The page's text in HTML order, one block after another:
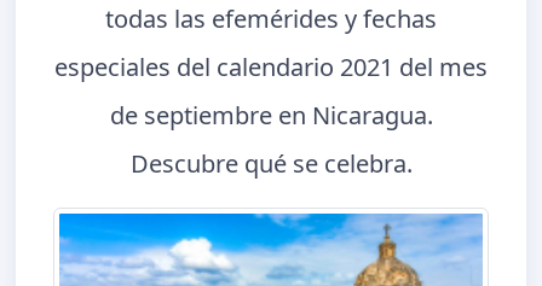
todas las efemérides y fechas
especiales del calendario 2021 del mes
de septiembre en Nicaragua.
Descubre qué se celebra.